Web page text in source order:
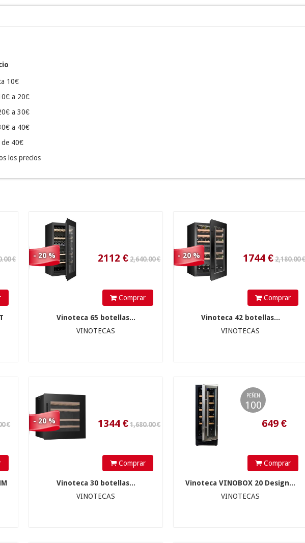
10€
a 20€
a 30€
a 40€
de 40€
los precios
- 20 %
Comprar
Vinoteca 65 botellas...
VINOTECAS
- 20 %
Comprar
Vinoteca 42 botellas...
VINOTECAS
- 20 %
Comprar
Vinoteca 30 botellas...
VINOTECAS
PEÑIN
100
Comprar
Vinoteca VINOBOX 20 Design...
VINOTECAS
580.00 €